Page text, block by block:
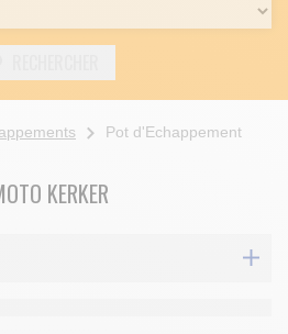
Pot d'Echappement
KERKER